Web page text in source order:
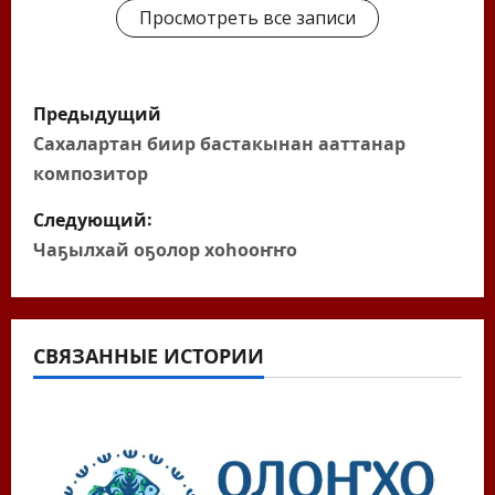
Просмотреть все записи
Н
а
в
и
г
а
ц
Предыдущий
Сахалартан биир бастакынан ааттанар
композитор
Следующий:
Чаҕылхай оҕолор хоһооҥҥо
СВЯЗАННЫЕ ИСТОРИИ